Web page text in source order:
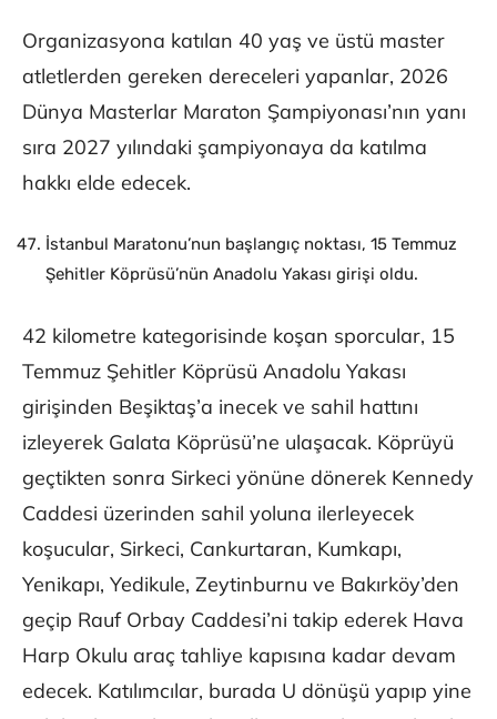
Organizasyona katılan 40 yaş ve üstü master
atletlerden gereken dereceleri yapanlar, 2026
Dünya Masterlar Maraton Şampiyonası’nın yanı
sıra 2027 yılındaki şampiyonaya da katılma
hakkı elde edecek.
İstanbul Maratonu’nun başlangıç noktası, 15 Temmuz
Şehitler Köprüsü’nün Anadolu Yakası girişi oldu.
42 kilometre kategorisinde koşan sporcular, 15
Temmuz Şehitler Köprüsü Anadolu Yakası
girişinden Beşiktaş’a inecek ve sahil hattını
izleyerek Galata Köprüsü’ne ulaşacak. Köprüyü
geçtikten sonra Sirkeci yönüne dönerek Kennedy
Caddesi üzerinden sahil yoluna ilerleyecek
koşucular, Sirkeci, Cankurtaran, Kumkapı,
Yenikapı, Yedikule, Zeytinburnu ve Bakırköy’den
geçip Rauf Orbay Caddesi’ni takip ederek Hava
Harp Okulu araç tahliye kapısına kadar devam
edecek. Katılımcılar, burada U dönüşü yapıp yine